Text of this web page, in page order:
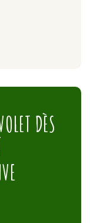
DÈS